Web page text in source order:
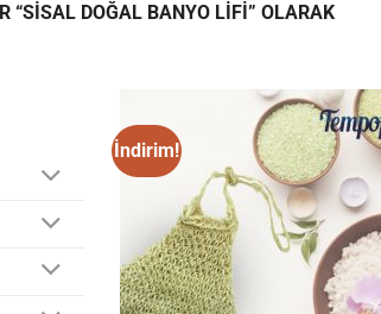
“SİSAL DOĞAL BANYO LİFİ” OLARAK
İndirim!